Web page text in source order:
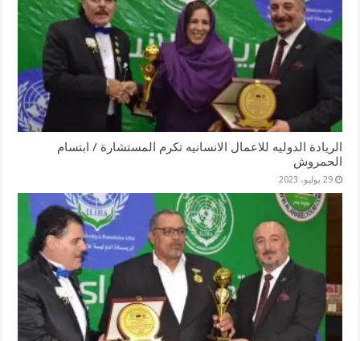
الريادة الدوليه للاعمال الانسانيه تكرم المستشارة / ابتسام
الحمروش
29 يوليو، 2023